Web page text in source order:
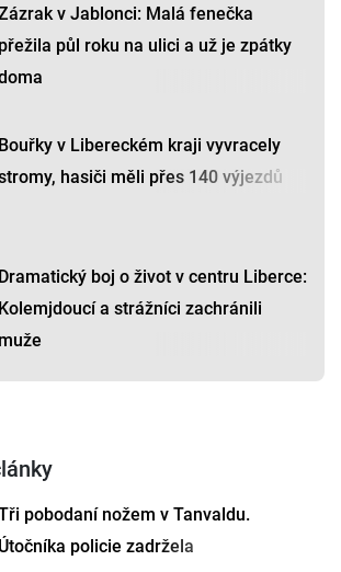
v Jablonci: Malá fenečka
přežila půl roku na ulici a už je zpátky
Bouřky v Libereckém kraji vyvracely
hasiči měli přes 140 výjezdů
Dramatický boj o život v centru Liberce:
Kolemjdoucí a strážníci zachránili
muže
pobodaní nožem v Tanvaldu.
Útočníka policie zadržela